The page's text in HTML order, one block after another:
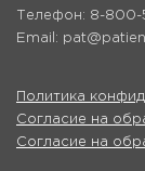
Телефон: 8-
Email:
Политика
Согласие на
Согласие на